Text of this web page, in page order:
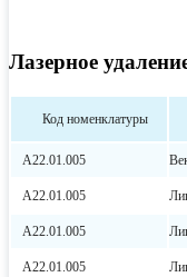
Лазерное
Код номенклатуры
А22.01.005
А22.01.005
А22.01.005
А22.01.005